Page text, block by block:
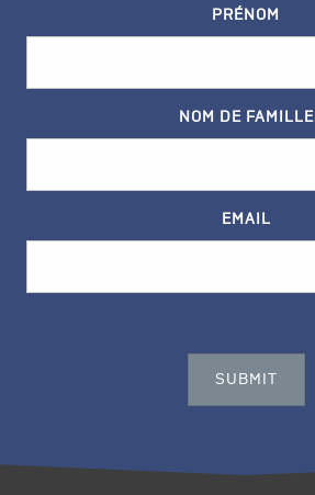
PRÉNOM
NOM DE FAMILLE
EMAIL